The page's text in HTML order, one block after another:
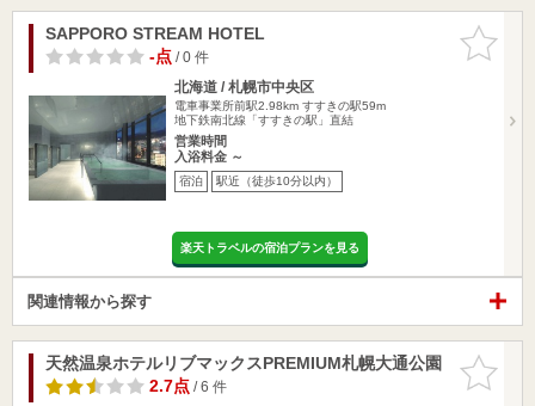
お気に入
りに追加
SAPPORO STREAM HOTEL
-点/ 0 件
北海道 / 札幌市中央区
電車事業所前駅2.98km すすきの駅59m
地下鉄南北線「すすきの駅」直結
営業時間
入浴料金 ～
宿泊 駅近（徒歩10分以内）
楽天トラベルの宿泊プランを見る
関連情報から探す
お気に入
りに追加
天然温泉ホテルリブマックスPREMIUM札幌大通公園
2.7点/ 6 件